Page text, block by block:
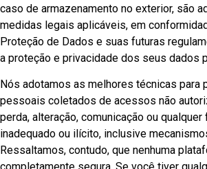
caso de armazenamento no exterior, são
medidas legais aplicáveis, em
Proteção de Dados e suas futuras
a proteção e privacidade dos seus dados
Nós adotamos as melhores técnicas para
pessoais coletados de acessos não
perda, alteração, comunicação ou
inadequado ou ilícito, inclusive
Ressaltamos, contudo, que nenhuma